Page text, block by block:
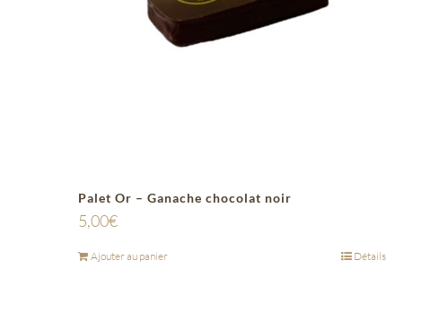
Palet Or – Ganache chocolat noir
5,00€
Ajouter au panier Détails